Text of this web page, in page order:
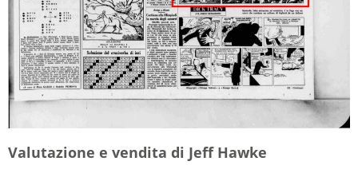
Valutazione e vendita di Jeff Hawke